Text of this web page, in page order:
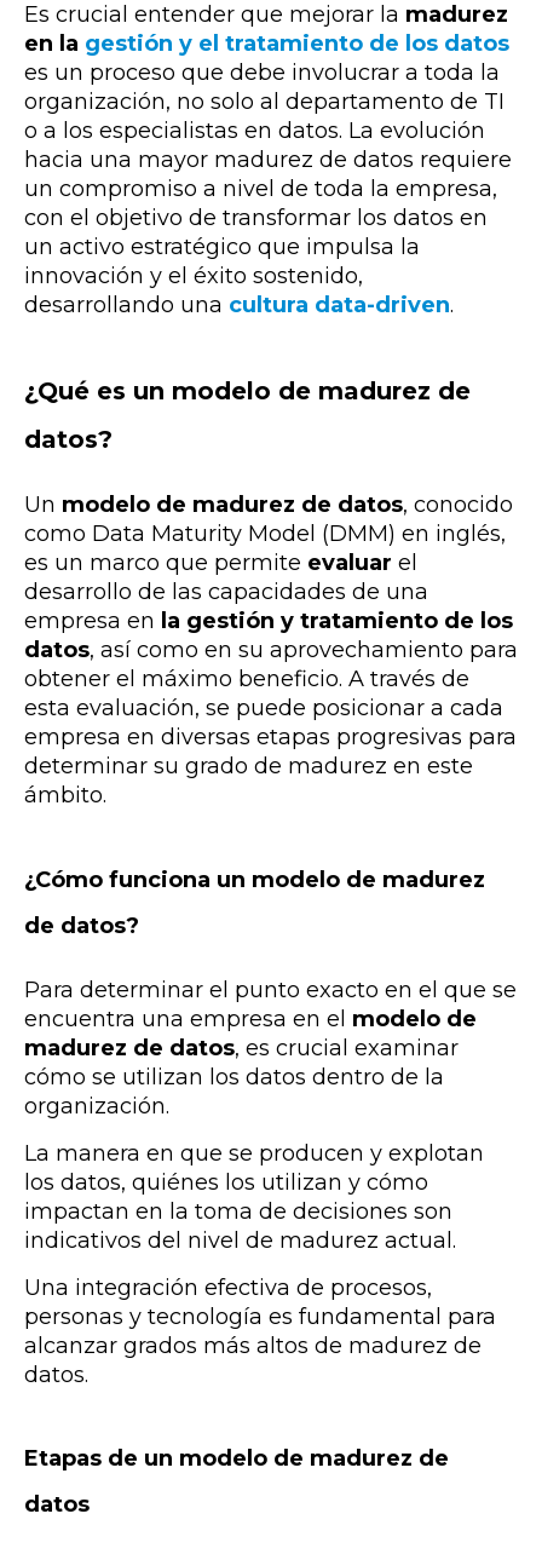
Es crucial entender que mejorar la madurez
en la gestión y el tratamiento de los datos
es un proceso que debe involucrar a toda la
organización, no solo al departamento de TI
o a los especialistas en datos. La evolución
hacia una mayor madurez de datos requiere
un compromiso a nivel de toda la empresa,
con el objetivo de transformar los datos en
un activo estratégico que impulsa la
innovación y el éxito sostenido,
desarrollando una cultura data-driven.
¿Qué es un modelo de madurez de
datos?
Un modelo de madurez de datos, conocido
como Data Maturity Model (DMM) en inglés,
es un marco que permite evaluar el
desarrollo de las capacidades de una
empresa en la gestión y tratamiento de los
datos, así como en su aprovechamiento para
obtener el máximo beneficio. A través de
esta evaluación, se puede posicionar a cada
empresa en diversas etapas progresivas para
determinar su grado de madurez en este
ámbito.
¿Cómo funciona un modelo de madurez
de datos?
Para determinar el punto exacto en el que se
encuentra una empresa en el modelo de
madurez de datos, es crucial examinar
cómo se utilizan los datos dentro de la
organización.
La manera en que se producen y explotan
los datos, quiénes los utilizan y cómo
impactan en la toma de decisiones son
indicativos del nivel de madurez actual.
Una integración efectiva de procesos,
personas y tecnología es fundamental para
alcanzar grados más altos de madurez de
datos.
Etapas de un modelo de madurez de
datos